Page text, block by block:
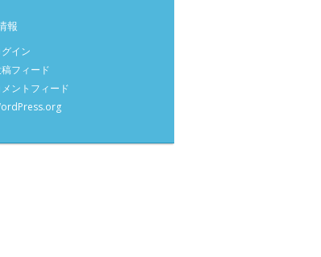
報
グイン
フィード
メントフィード